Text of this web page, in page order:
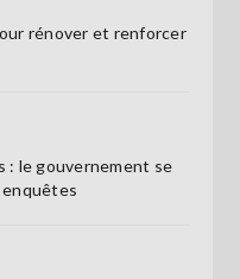
rénover et renforcer
: le gouvernement se
enquêtes